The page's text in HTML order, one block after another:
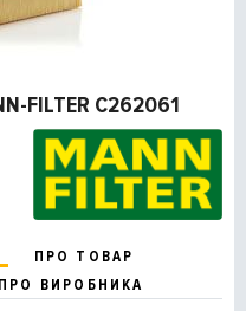
FILTER C262061
ПРО ТОВАР
ПРО ВИРОБНИКА